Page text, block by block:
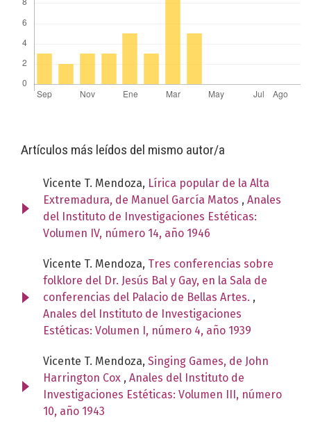
Artículos más leídos del mismo autor/a
Vicente T. Mendoza, Lírica popular de la Alta
Extremadura, de Manuel García Matos , Anales
del Instituto de Investigaciones Estéticas:
Volumen IV, número 14, año 1946
Vicente T. Mendoza, Tres conferencias sobre
folklore del Dr. Jesús Bal y Gay, en la Sala de
conferencias del Palacio de Bellas Artes. ,
Anales del Instituto de Investigaciones
Estéticas: Volumen I, número 4, año 1939
Vicente T. Mendoza, Singing Games, de John
Harrington Cox , Anales del Instituto de
Investigaciones Estéticas: Volumen III, número
10, año 1943